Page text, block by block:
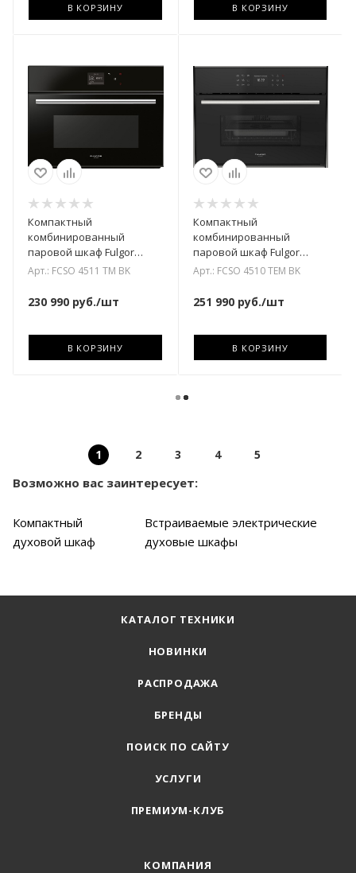
В КОРЗИНУ В КОРЗИНУ
Компактный
комбинированный
паровой шкаф Fulgor
Milano FCSO 4511 TM BK
Арт.: FCSO 4511 TM BK
230 990 руб./шт
В КОРЗИНУ
Компактный
комбинированный
паровой шкаф Fulgor
Milano FCSO 4510 TEM BK
Арт.: FCSO 4510 TEM BK
251 990руб./шт
В КОРЗИНУ
1 2 3 4 5
Возможно вас заинтересует:
Компактный
духовой шкаф
Встраиваемые электрические
духовые шкафы
КАТАЛОГ ТЕХНИКИ
НОВИНКИ
РАСПРОДАЖА
БРЕНДЫ
ПОИСК ПО САЙТУ
УСЛУГИ
ПРЕМИУМ-КЛУБ
КОМПАНИЯ